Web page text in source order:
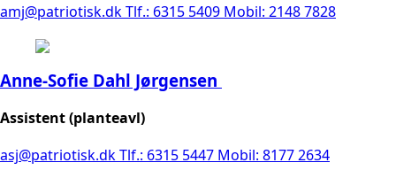
amj@patriotisk.dkTlf.: 6315 5409 Mobil: 2148 7828
Anne-Sofie Dahl Jørgensen
Assistent (planteavl)
asj@patriotisk.dkTlf.: 6315 5447 Mobil: 8177 2634